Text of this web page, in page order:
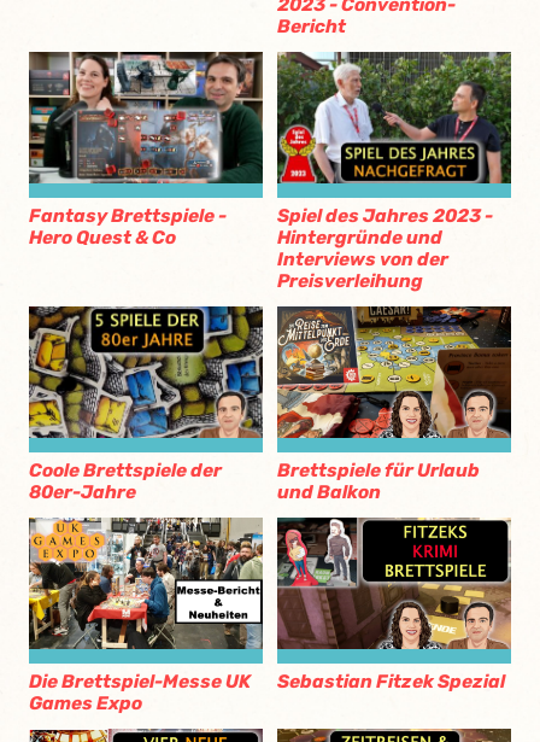
2023 - Convention-
Bericht
Fantasy Brettspiele -
Hero Quest & Co
Spiel des Jahres 2023 -
Hintergründe und
Interviews von der
Preisverleihung
Coole Brettspiele der
80er-Jahre
Brettspiele für Urlaub
und Balkon
Die Brettspiel-Messe UK
Games Expo
Sebastian Fitzek Spezial